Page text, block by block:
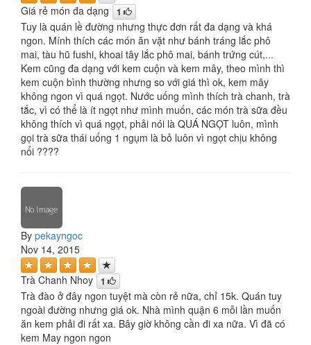
Giá rẻ món đa dạng 1
Tuy là quán lề đường nhưng thực đơn rất đa dạng và khá
ngon. Mính thích các món ăn vặt như bánh tráng lắc phô
mai, tàu hũ fushi, khoai tây lắc phô mai, bánh trứng cút,...
Kem cũng đa dạng với kem cuộn và kem mây, theo mình thì
kem cuộn bình thường nhưng so với giá thì ok, kem mây
không ngon vì quá ngọt. Nước uống mình thích trà chanh, trà
tắc, vì có thể là ít ngọt như mình muốn, các món trà sữa đều
không thích vì quá ngọt, phải nói là QUÁ NGỌT luôn, mình
gọi trà sữa thái uống 1 ngụm là bỏ luôn vì ngọt chịu không
nổi ????
By pekayngoc
Nov 14, 2015
Trà Chanh Nhoy 1
Trà đào ở đây ngon tuyệt mà còn rẻ nữa, chỉ 15k. Quán tuy
ngoài đường nhưng giá ok. Nhà mình quận 6 mỗi lần muốn
ăn kem phải đi rất xa. Bây giờ không cần đi xa nữa. Vì đã có
kem May ngon ngon